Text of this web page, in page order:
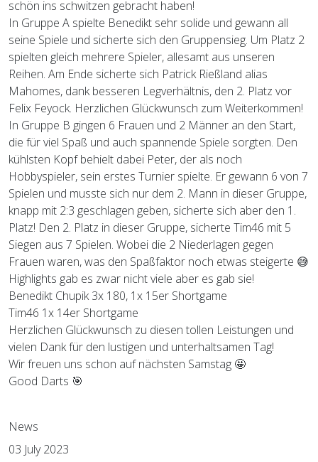
schön ins schwitzen gebracht haben!
In Gruppe A spielte Benedikt sehr solide und gewann all
seine Spiele und sicherte sich den Gruppensieg. Um Platz 2
spielten gleich mehrere Spieler, allesamt aus unseren
Reihen. Am Ende sicherte sich Patrick Rießland alias
Mahomes, dank besseren Legverhältnis, den 2. Platz vor
Felix Feyock. Herzlichen Glückwunsch zum Weiterkommen!
In Gruppe B gingen 6 Frauen und 2 Männer an den Start,
die für viel Spaß und auch spannende Spiele sorgten. Den
kühlsten Kopf behielt dabei Peter, der als noch
Hobbyspieler, sein erstes Turnier spielte. Er gewann 6 von 7
Spielen und musste sich nur dem 2. Mann in dieser Gruppe,
knapp mit 2:3 geschlagen geben, sicherte sich aber den 1.
Platz! Den 2. Platz in dieser Gruppe, sicherte Tim46 mit 5
Siegen aus 7 Spielen. Wobei die 2 Niederlagen gegen
Frauen waren, was den Spaßfaktor noch etwas steigerte 😅
Highlights gab es zwar nicht viele aber es gab sie!
Benedikt Chupik 3x 180, 1x 15er Shortgame
Tim46 1x 14er Shortgame
Herzlichen Glückwunsch zu diesen tollen Leistungen und
vielen Dank für den lustigen und unterhaltsamen Tag!
Wir freuen uns schon auf nächsten Samstag 🤩
Good Darts 🎯
News
03 July 2023